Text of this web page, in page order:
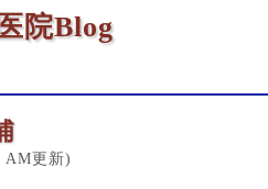
院Blog
AM更新)